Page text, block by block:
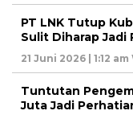
PT LNK Tutup
Sulit Diharap Jadi
21 Juni 2026 | 1:12 am
Tuntutan
Juta Jadi